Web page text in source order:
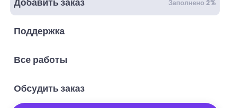
Добавить заказ Заполнено 2%
Поддержка
Все работы
Обсудить заказ